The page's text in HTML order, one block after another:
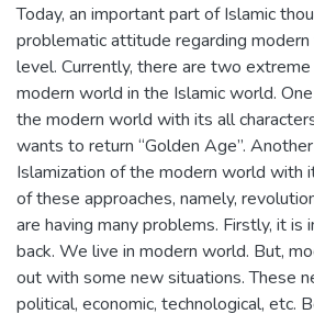
Today, an important part of Islamic
problematic attitude regarding
level. Currently, there are two
modern world in the Islamic world.
the modern world with its all
wants to return “Golden Age”.
Islamization of the modern world with
of these approaches, namely,
are having many problems. Firstly, it is
back. We live in modern world. But,
out with some new situations. These
political, economic, technological, etc.